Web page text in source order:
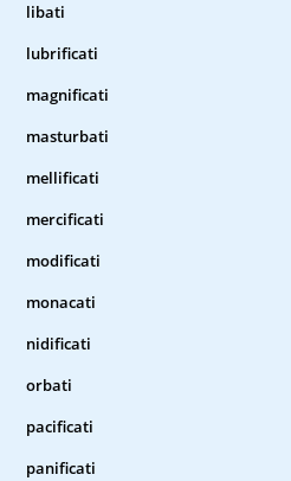
libati
lubrificati
magnificati
masturbati
mellificati
mercificati
modificati
monacati
nidificati
orbati
pacificati
panificati